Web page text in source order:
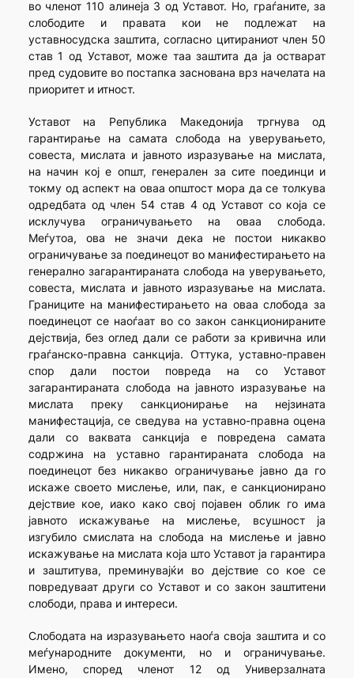
во членот 110 алинеја 3 од Уставот. Но, граѓаните, за
слободите и правата кои не подлежат на
уставносудска заштита, согласно цитираниот член 50
став 1 од Уставот, може таа заштита да ја остварат
пред судовите во постапка заснована врз начелата на
приоритет и итност.
Уставот на Република Македонија тргнува од
гарантирање на самата слобода на уверувањето,
совеста, мислата и јавното изразување на мислата,
на начин кој е општ, генерален за сите поединци и
токму од аспект на оваа општост мора да се толкува
одредбата од член 54 став 4 од Уставот со која се
исклучува ограничувањето на оваа слобода.
Меѓутоа, ова не значи дека не постои никакво
ограничување за поединецот во манифестирањето на
генерално загарантираната слобода на уверувањето,
совеста, мислата и јавното изразување на мислата.
Границите на манифестирањето на оваа слобода за
поединецот се наоѓаат во со закон санкционираните
дејствија, без оглед дали се работи за кривична или
граѓанско-правна санкција. Оттука, уставно-правен
спор дали постои повреда на со Уставот
загарантираната слобода на јавното изразување на
мислата преку санкционирање на нејзината
манифестација, се сведува на уставно-правна оцена
дали со ваквата санкција е повредена самата
содржина на уставно гарантираната слобода на
поединецот без никакво ограничување јавно да го
искаже своето мислење, или, пак, е санкционирано
дејствие кое, иако како свој појавен облик го има
јавното искажување на мислење, всушност ја
изгубило смислата на слобода на мислење и јавно
искажување на мислата која што Уставот ја гарантира
и заштитува, преминувајќи во дејствие со кое се
повредуваат други со Уставот и со закон заштитени
слободи, права и интереси.
Слободата на изразувањето наоѓа своја заштита и со
меѓународните документи, но и ограничување.
Имено, според членот 12 од Универзалната